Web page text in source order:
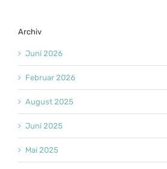
Archiv
Juni 2026
Februar 2026
August 2025
Juni 2025
Mai 2025